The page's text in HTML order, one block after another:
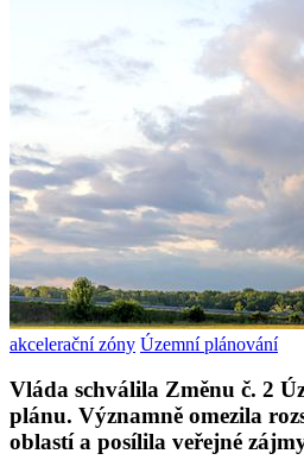
akcelerační zóny Územní plánování
Vláda schválila Změnu č. 2
plánu. Významně omezila
oblastí a posílila veřejné